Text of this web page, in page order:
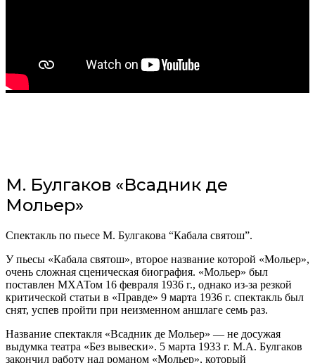
М. Булгаков «Всадник де
Мольер»
Спектакль по пьесе М. Булгакова “Кабала святош”.
У пьесы «Кабала святош», второе название которой «Мольер»,
очень сложная сценическая биография. «Мольер» был
поставлен МХАТом 16 февраля 1936 г., однако из-за резкой
критической статьи в «Правде» 9 марта 1936 г. спектакль был
снят, успев пройти при неизменном аншлаге семь раз.
Название спектакля «Всадник де Мольер» — не досужая
выдумка театра «Без вывески». 5 марта 1933 г. М.А. Булгаков
закончил работу над романом «Мольер», который